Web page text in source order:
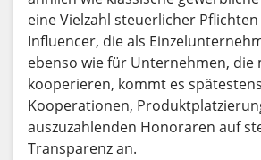
eine Vielzahl steuerlicher
Influencer, die als
ebenso wie für Unternehmen, die
kooperieren, kommt es
Kooperationen,
auszuzahlenden Honoraren auf
Transparenz an.